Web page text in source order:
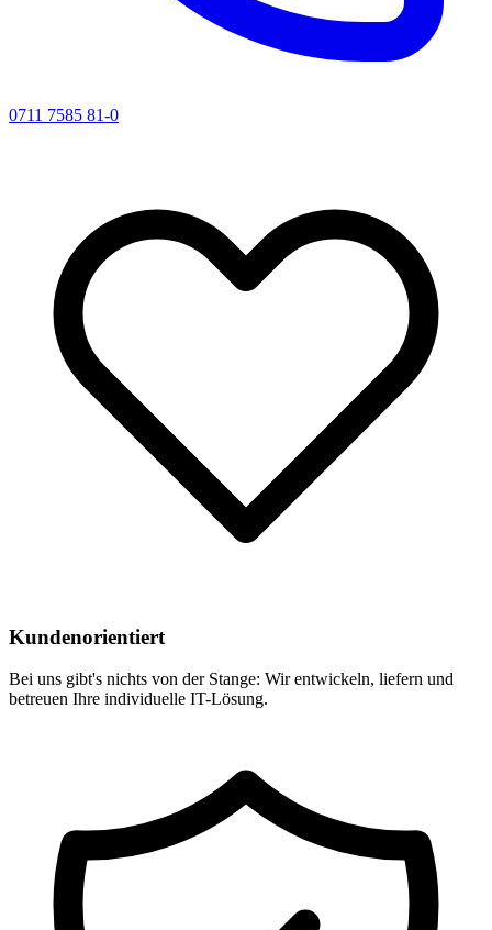
0711 7585 81-0
Kundenorientiert
Bei uns gibt's nichts von der Stange: Wir entwickeln, liefern und
betreuen Ihre individuelle IT-Lösung.